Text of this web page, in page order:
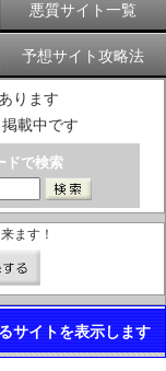
悪質サイト一覧
予想サイト攻略法
ります
載中です
ドで検索
ます！
サイトを表示します